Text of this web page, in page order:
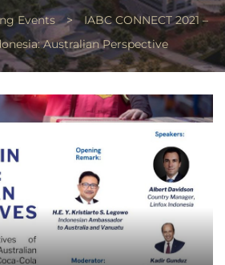
Events >
IABC CONNECT 2021 –
Australian Perspective